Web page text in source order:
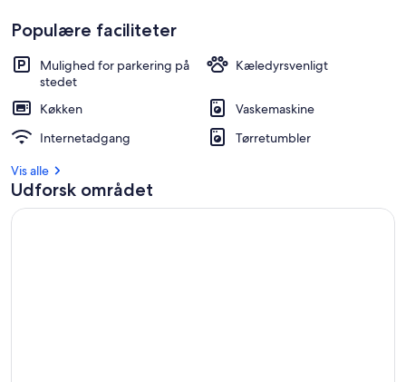
Populære faciliteter
Mulighed for parkering på
stedet
Kæledyrsvenligt
Køkken
Vaskemaskine
Internetadgang
Tørretumbler
Vis alle
Udforsk området